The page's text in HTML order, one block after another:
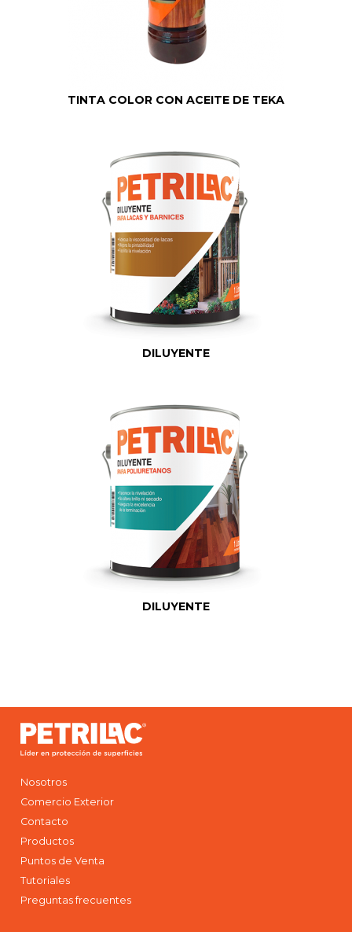
TINTA COLOR CON ACEITE DE TEKA
DILUYENTE
DILUYENTE
Nosotros
Comercio Exterior
Contacto
Productos
Puntos de Venta
Tutoriales
Preguntas frecuentes